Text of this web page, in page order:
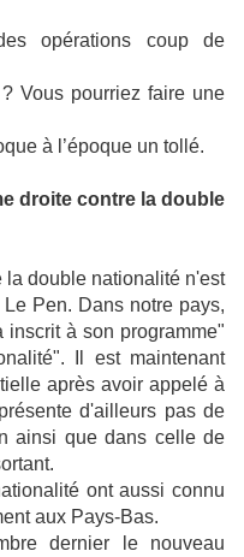
opérations coup de
Vous pourriez faire une
à l’époque un tollé.
droite contre la double
la double nationalité n'est
Pen. Dans notre pays,
à son programme"
Il est maintenant
après avoir appelé à
d'ailleurs pas de
ainsi que dans celle de
ont aussi connu
aux Pays-Bas.
dernier le nouveau